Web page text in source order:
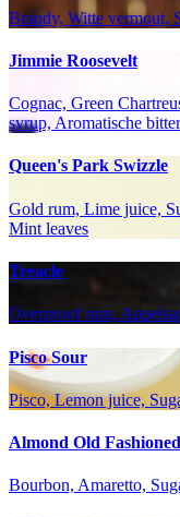
Brandy, Witte vermout,
Jimmie Roosevelt
Cognac, Green
syrup, Aromatische
Queen's Park Swizzle
Gold rum, Lime juice,
Mint leaves
Treacle
Overproof rum,
Pisco Sour
Pisco, Lemon juice,
Almond Old Fashioned
Bourbon, Amaretto,